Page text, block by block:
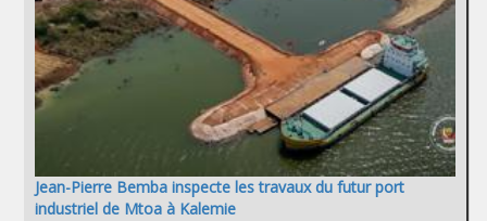
Jean-Pierre Bemba inspecte les travaux du futur port
industriel de Mtoa à Kalemie